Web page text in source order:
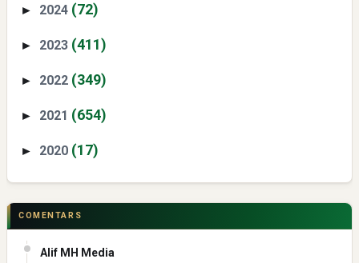
► 2024 (72)
► 2023 (411)
► 2022 (349)
► 2021 (654)
► 2020 (17)
COMENTARS
Alif MH Media